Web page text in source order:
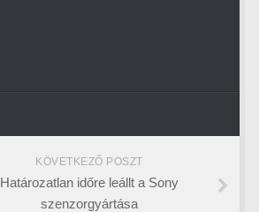
KÖVETKEZŐ POSZT
Határozatlan időre leállt a Sony
szenzorgyártása